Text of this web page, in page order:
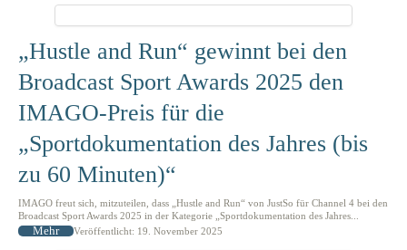
„Hustle and Run“ gewinnt bei den
Broadcast Sport Awards 2025 den
IMAGO-Preis für die
„Sportdokumentation des Jahres (bis
zu 60 Minuten)“
IMAGO freut sich, mitzuteilen, dass „Hustle and Run“ von JustSo für Channel 4 bei den
Broadcast Sport Awards 2025 in der Kategorie „Sportdokumentation des Jahres...
Mehr Veröffentlicht: 19. November 2025